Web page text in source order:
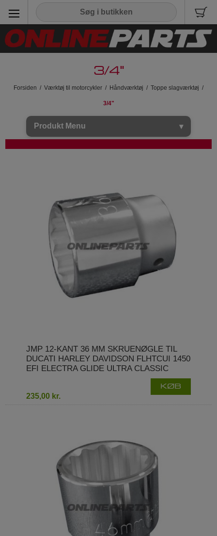
3/4"
Forsiden / Værktøj til motorcykler / Håndværktøj / Toppe slagværktøj /
3/4"
Produkt Menu
JMP 12-KANT 36 MM SKRUENØGLE TIL
DUCATI HARLEY DAVIDSON FLHTCUI 1450
EFI ELECTRA GLIDE ULTRA CLASSIC
235,00 kr.
KØB